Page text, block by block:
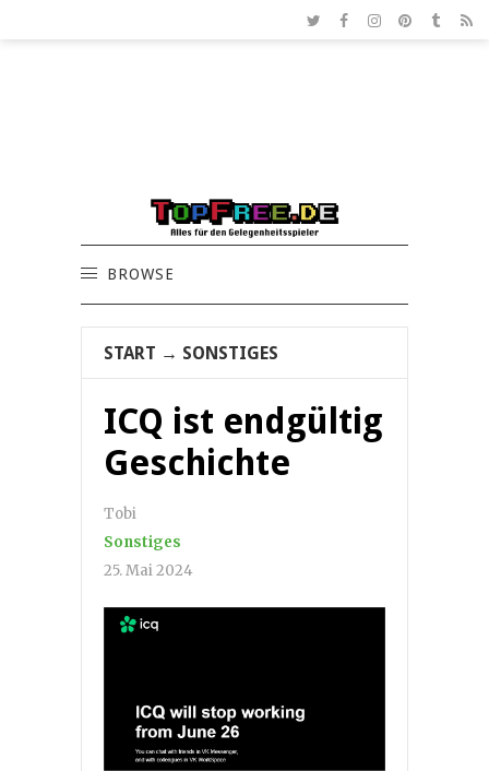
BROWSE
START → SONSTIGES
ICQ ist endgültig
Geschichte
Tobi
Sonstiges
25. Mai 2024